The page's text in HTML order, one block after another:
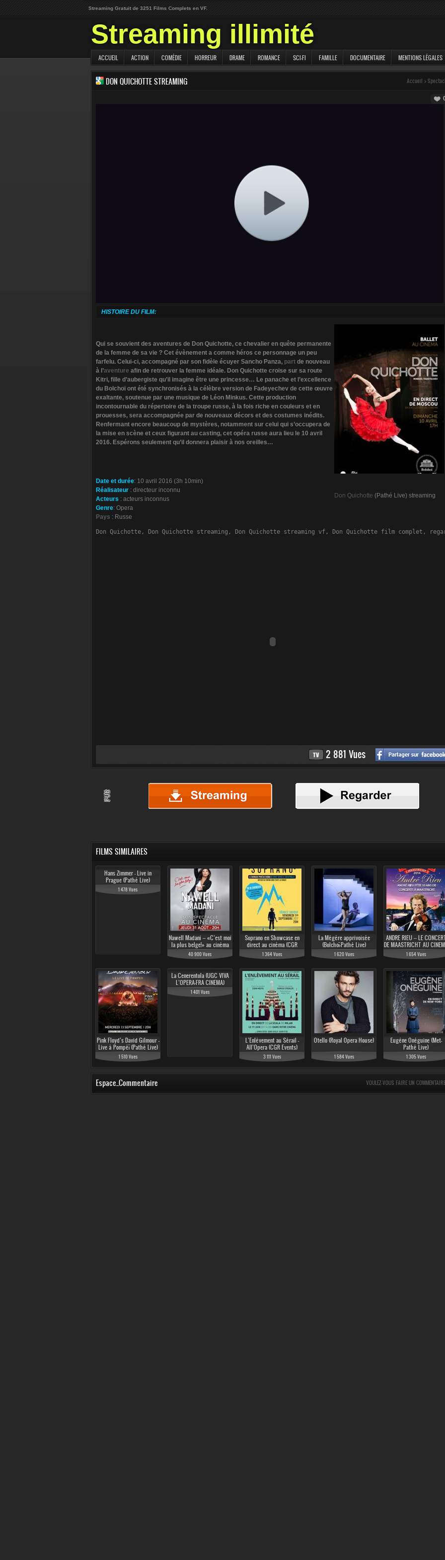
Streaming Gratuit de 3251 Films Complets en VF.
Streaming illimité
ACCUEIL ACTION COMÉDIE HORREUR DRAME ROMANCE SCI-FI FAMILLE DOCUMENTAIRE MENTIONS LÉGALES
DON QUICHOTTE STREAMING Accueil >
HISTOIRE DU FILM:
Don Quichotte (Pathé Live) streaming
Qui se souvient des aventures de Don Quichotte, ce chevalier en quête permanente
de la femme de sa vie ? Cet évènement a comme héros ce personnage un peu
farfelu. Celui-ci, accompagné par son fidèle écuyer Sancho Panza, part de nouveau
à l’aventure afin de retrouver la femme idéale. Don Quichotte croise sur sa route
Kitri, fille d’aubergiste qu’il imagine être une princesse… Le panache et l’excellence
du Bolchoï ont été synchronisés à la célèbre version de Fadeyechev de cette œuvre
exaltante, soutenue par une musique de Léon Minkus. Cette production
incontournable du répertoire de la troupe russe, à la fois riche en couleurs et en
prouesses, sera accompagnée par de nouveaux décors et des costumes inédits.
Renfermant encore beaucoup de mystères, notamment sur celui qui s’occupera de
la mise en scène et ceux figurant au casting, cet opéra russe aura lieu le 10 avril
2016. Espérons seulement qu’il donnera plaisir à nos oreilles…
Date et durée: 10 avril 2016 (3h 10min)
Réalisateur : directeur inconnu
Acteurs : acteurs inconnus
Genre: Opera
Pays : Russe
Don Quichotte, Don Quichotte streaming, Don Quichotte streaming vf, Don Quichotte film complet,
2 881 Vues
FILMS SIMILAIRES
Hans Zimmer - Live in
Prague (Pathé Live)
1 478 Vues
Nawell Madani – «C’est moi
la plus belge!» au cinéma
40 900 Vues
Soprano en Showcase en
direct au cinéma (CGR
Events 2017)
1 364 Vues
La Mégère apprivoisée
(Bolchoï-Pathé Live)
1 620 Vues
ANDRE RIEU – LE
DE MAASTRICHT AU
(Pathé Live)
1 654 Vues
Pink Floyd’s David Gilmour -
Live à Pompéï (Pathé Live)
1 510 Vues
La Cenerentola (UGC VIVA
L’OPERA-FRA CINEMA)
1 401 Vues
L’Enlèvement au Sérail -
All’Opera (CGR Events)
3 111 Vues
Otello (Royal Opera House)
1 584 Vues
Eugène Onéguine (Met-
Pathé Live)
1 305 Vues
Espace_Commentaire VOULEZ-VOUS FAIRE UN